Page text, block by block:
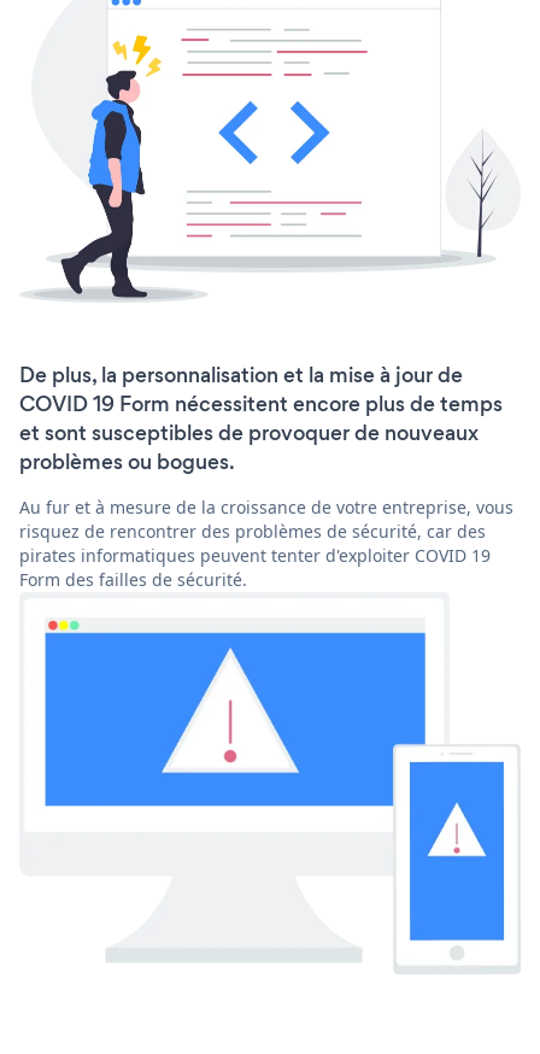
De plus, la personnalisation et la mise à jour de
COVID 19 Form nécessitent encore plus de temps
et sont susceptibles de provoquer de nouveaux
problèmes ou bogues.
Au fur et à mesure de la croissance de votre entreprise, vous
risquez de rencontrer des problèmes de sécurité, car des
pirates informatiques peuvent tenter d'exploiter COVID 19
Form des failles de sécurité.